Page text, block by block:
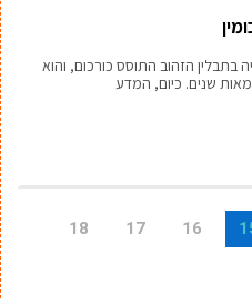
בתבלין הזהוב התוסס כורכום, והוא
שנים. כיום, המדע
16
17
18